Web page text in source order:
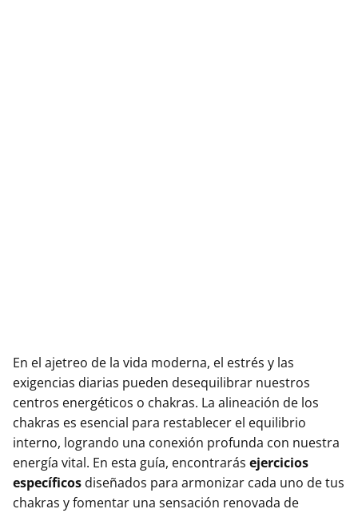
En el ajetreo de la vida moderna, el estrés y las
exigencias diarias pueden desequilibrar nuestros
centros energéticos o chakras. La alineación de los
chakras es esencial para restablecer el equilibrio
interno, logrando una conexión profunda con nuestra
energía vital. En esta guía, encontrarás ejercicios
específicos diseñados para armonizar cada uno de tus
chakras y fomentar una sensación renovada de